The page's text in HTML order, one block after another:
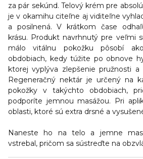
za pár sekúnd. Telový krém pre
je v okamihu citeľne aj viditeľne
a posilnená. V krátkom čase
krásu. Produkt navrhnutý pre veľmi
málo vitálnu pokožku pôsobí
obdobiach, kedy túžite po obnove
ktorej vyplýva zlepšenie pružnosti a
Regeneračný nektár je určený na
pokožky v takýchto obdobiach,
podporíte jemnou masážou. Pri
oblasti, ktoré sú extra drsné a
Naneste ho na telo a jemne
vstrebal, pričom sa sústreďte na